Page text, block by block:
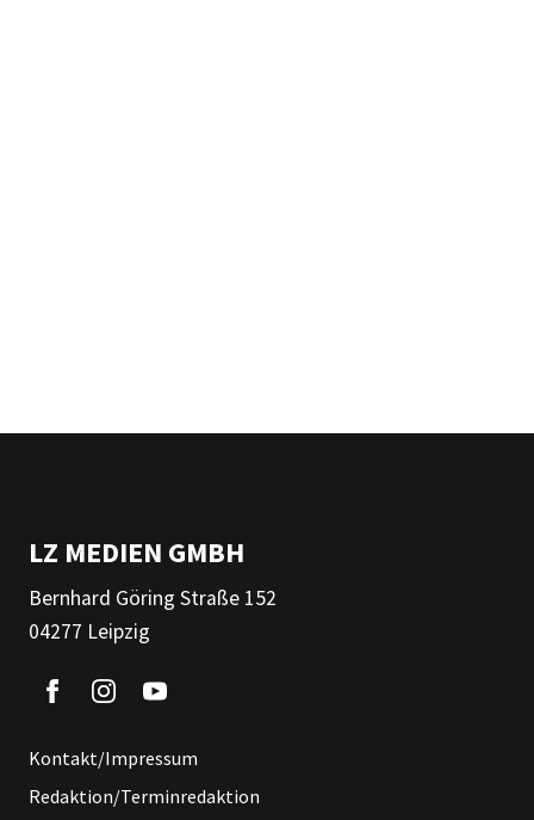
LZ MEDIEN GMBH
Bernhard Göring Straße 152
04277 Leipzig
Kontakt/Impressum
Redaktion/Terminredaktion